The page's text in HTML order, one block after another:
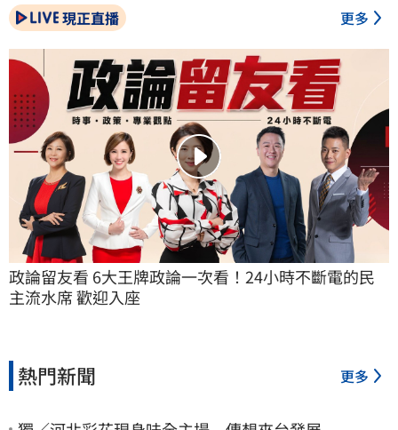
現正直播 更多
政論留友看 6大王牌政論一次看！24小時不斷電的民
主流水席 歡迎入座
熱門新聞 更多